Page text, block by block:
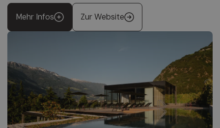
Mehr Infos Zur Website